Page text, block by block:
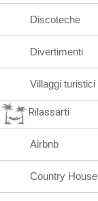
Discoteche
Divertimenti
Villaggi turistici
Rilassarti
Airbnb
Country House